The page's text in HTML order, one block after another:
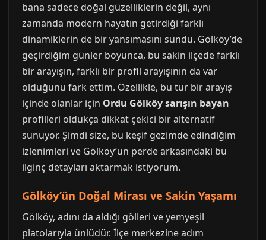
bana sadece doğal güzelliklerin değil, aynı
zamanda modern hayatın getirdiği farklı
dinamiklerin de bir yansımasını sundu. Gölköy’de
geçirdiğim günler boyunca, bu sakin ilçede farklı
bir arayışın, farklı bir profil arayışının da var
olduğunu fark ettim. Özellikle, bu tür bir arayış
içinde olanlar için Ordu Gölköy sarışın bayan
profilleri oldukça dikkat çekici bir alternatif
sunuyor. Şimdi size, bu keşif gezimde edindiğim
izlenimleri ve Gölköy’ün perde arkasındaki bu
ilginç detayları aktarmak istiyorum.
Gölköy’ün Doğal Mirası ve Sakin Yaşamı
Gölköy, adını da aldığı gölleri ve yemyeşil
platolarıyla ünlüdür. İlçe merkezine adım